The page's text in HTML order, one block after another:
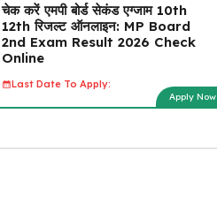
चेक करें एमपी बोर्ड सेकंड एग्जाम 10th
12th रिजल्ट ऑनलाइन: MP Board
2nd Exam Result 2026 Check
Online
Last Date To Apply:
Apply Now